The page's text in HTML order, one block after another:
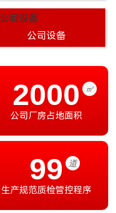
公司设备
2000 ㎡
公司厂房占地面积
99 道
生产规范质检管控程序